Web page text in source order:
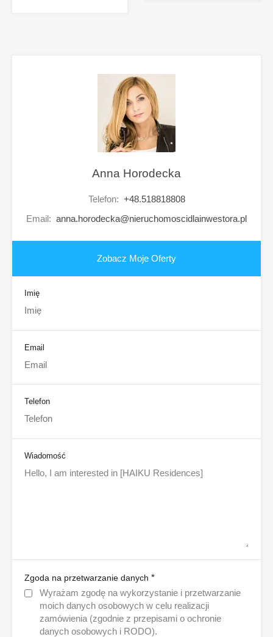
Anna Horodecka
Telefon: +48.518818808
Email: anna.horodecka@nieruchomoscidlainwestora.pl
Zobacz Moje Oferty
Imię
Email
Telefon
Wiadomość
Zgoda na przetwarzanie danych *
Wyrażam zgodę na wykorzystanie i przetwarzanie
moich danych osobowych w celu realizacji
zamówienia (zgodnie z przepisami o ochronie
danych osobowych i RODO).